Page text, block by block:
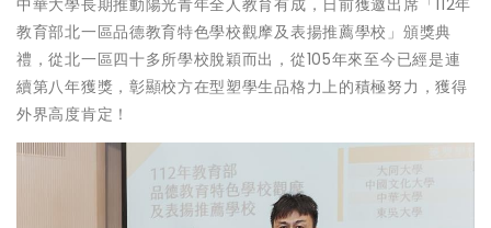
中華大學長期推動陽光青年全人教育有成，日前獲邀出席「112年
教育部北一區品德教育特色學校觀摩及表揚推薦學校」頒獎典
禮，從北一區四十多所學校脫穎而出，從105年來至今已經是連
續第八年獲獎，彰顯校方在型塑學生品格力上的積極努力，獲得
外界高度肯定！